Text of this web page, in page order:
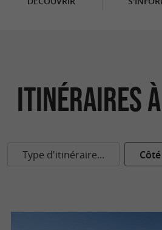
itinéraires
Type d'itinéraire...